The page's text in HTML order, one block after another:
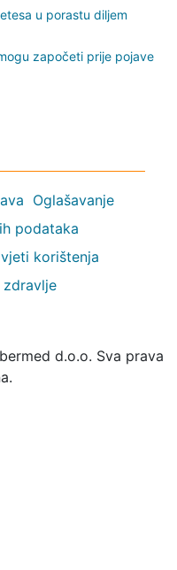
u porastu diljem
započeti prije pojave
Oglašavanje
podataka
korištenja
zdravlje
d.o.o. Sva prava